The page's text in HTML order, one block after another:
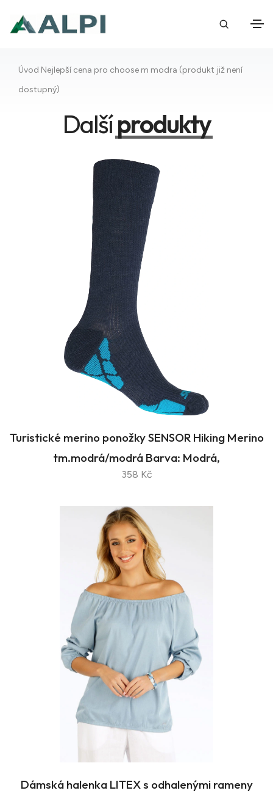
Úvod Nejlepší cena pro choose m modra (produkt již není
dostupný)
Dalšíprodukty
Turistické merino ponožky SENSOR Hiking Merino
tm.modrá/modrá Barva: Modrá,
358 Kč
Dámská halenka LITEX s odhalenými rameny